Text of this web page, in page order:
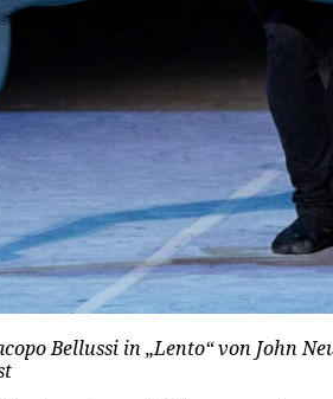
Bellussi in „Lento“ von John